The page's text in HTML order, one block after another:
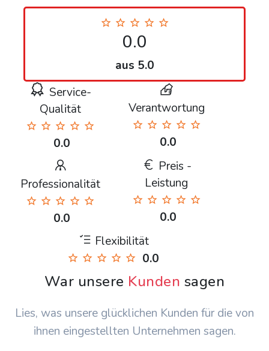
0.0
aus 5.0
Service-
Qualität
0.0
Verantwortung
0.0
Professionalität
0.0
Preis -
Leistung
0.0
Flexibilität
0.0
War unsere Kunden sagen
Lies, was unsere glücklichen Kunden für die von
ihnen eingestellten Unternehmen sagen.